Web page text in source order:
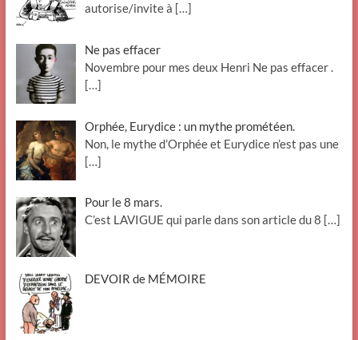
autorise/invite à […]
Ne pas effacer
Novembre pour mes deux Henri Ne pas effacer .
[…]
Orphée, Eurydice : un mythe prométéen.
Non, le mythe d’Orphée et Eurydice n’est pas une
[…]
Pour le 8 mars.
C’est LAVIGUE qui parle dans son article du 8 […]
DEVOIR de MÉMOIRE